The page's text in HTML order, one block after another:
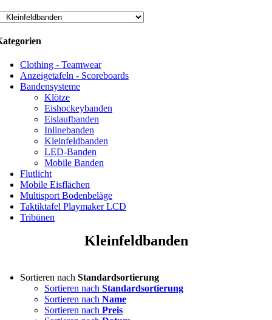
Clothing - Teamwear
Anzeigetafeln - Scoreboards
Bandensysteme
Klötze
Eishockeybanden
Eislaufbanden
Inlinebanden
Kleinfeldbanden
LED-Banden
Mobile Banden
Flutlicht
Mobile Eisflächen
Multisport Bodenbeläge
Taktiktafel Playmaker LCD
Tribünen
Kleinfeldbanden
Sortieren nach Standardsortierung
Sortieren nach Standardsortierung
Sortieren nach Name
Sortieren nach Preis